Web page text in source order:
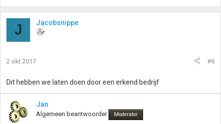
J Jacobsnippe
2 okt 2017 #6
Dit hebben we laten doen door een erkend bedrijf
Jan
Algemeen beantwoorder Moderator